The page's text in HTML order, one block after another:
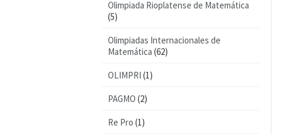
Olimpiada Rioplatense de Matemática
(5)
Olimpiadas Internacionales de
Matemática (62)
OLIMPRI (1)
PAGMO (2)
Re Pro (1)